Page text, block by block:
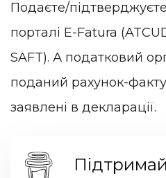
Подаєте/
порталі E-Fatura
SAFT). А податковий
поданий рахунок-
заявлені в декларації.